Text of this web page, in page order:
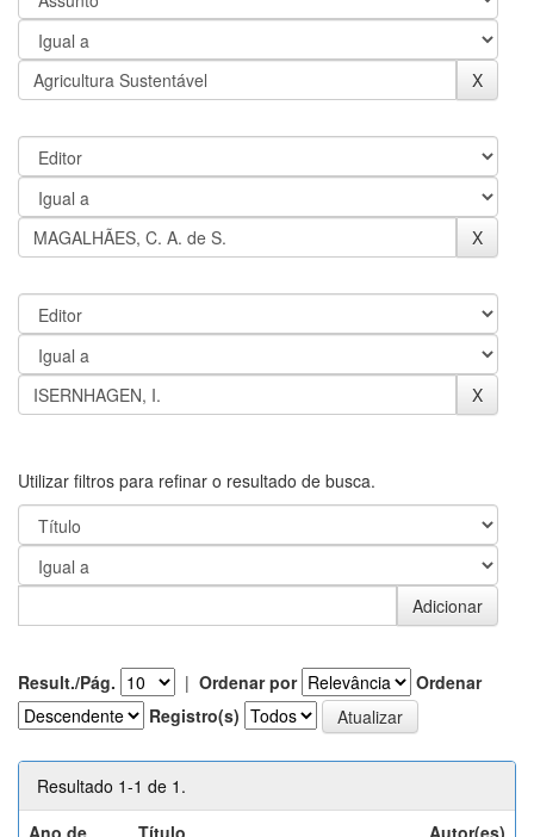
Utilizar filtros para refinar o resultado de busca.
Result./Pág. | Ordenar por
Ordenar
Registro(s)
Resultado 1-1 de 1.
Ano de
Título Autor(es)